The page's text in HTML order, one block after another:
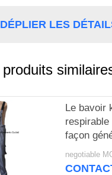
DÉPLIER LES
produits
Le bavoir
façon
évalué
sécurité
negotiable